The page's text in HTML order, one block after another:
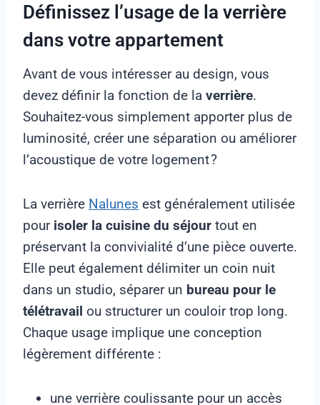
Définissez l’usage de la verrière
dans votre appartement
Avant de vous intéresser au design, vous
devez définir la fonction de la verrière.
Souhaitez-vous simplement apporter plus de
luminosité, créer une séparation ou améliorer
l’acoustique de votre logement ?
La verrière Nalunes est généralement utilisée
pour isoler la cuisine du séjour tout en
préservant la convivialité d’une pièce ouverte.
Elle peut également délimiter un coin nuit
dans un studio, séparer un bureau pour le
télétravail ou structurer un couloir trop long.
Chaque usage implique une conception
légèrement différente :
une verrière coulissante pour un accès